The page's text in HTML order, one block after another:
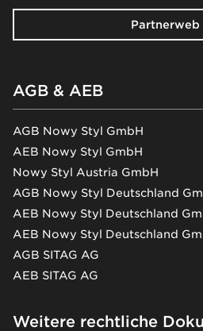
Partnerweb
AGB & AEB
AGB Nowy Styl GmbH
AEB Nowy Styl GmbH
Nowy Styl Austria GmbH
AGB Nowy Styl Deutschland
AEB Nowy Styl Deutschland
AEB Nowy Styl Deutschland
AGB SITAG AG
AEB SITAG AG
Weitere rechtliche